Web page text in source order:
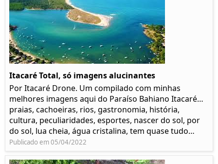
Itacaré Total, só imagens alucinantes
Por Itacaré Drone. Um compilado com minhas
melhores imagens aqui do Paraíso Bahiano Itacaré…
praias, cachoeiras, rios, gastronomia, história,
cultura, peculiaridades, esportes, nascer do sol, por
do sol, lua cheia, água cristalina, tem quase tudo…
Publicado em 05/04/2022